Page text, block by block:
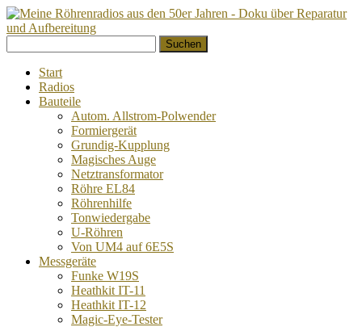
zum
Inhalt
nach:
Start
Radios
Bauteile
Autom. Allstrom-Polwender
Formiergerät
Grundig-Kupplung
Magisches Auge
Netztransformator
Röhre EL84
Röhrenhilfe
Tonwiedergabe
U-Röhren
Von UM4 auf 6E5S
Messgeräte
Funke W19S
Heathkit IT-11
Heathkit IT-12
Magic-Eye-Tester